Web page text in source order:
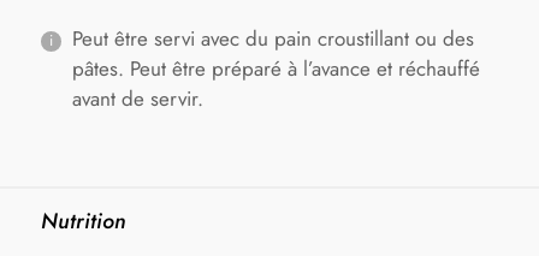
Peut être servi avec du pain croustillant ou des
pâtes. Peut être préparé à l’avance et réchauffé
avant de servir.
Nutrition